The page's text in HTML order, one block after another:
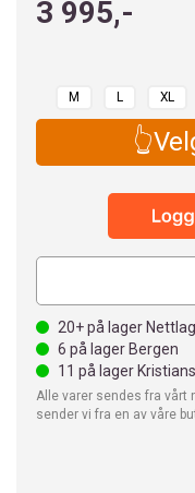
3 995,-
M L XL
20+på lager
6 på lager Bergen
11 på lager
Alle varer sendes fra vårt
sender vi fra en av våre